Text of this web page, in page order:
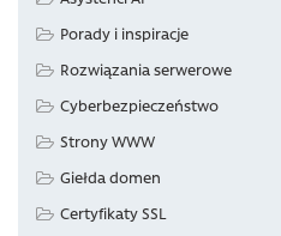
Porady i inspiracje
Rozwiązania serwerowe
Cyberbezpieczeństwo
Strony WWW
Giełda domen
Certyfikaty SSL